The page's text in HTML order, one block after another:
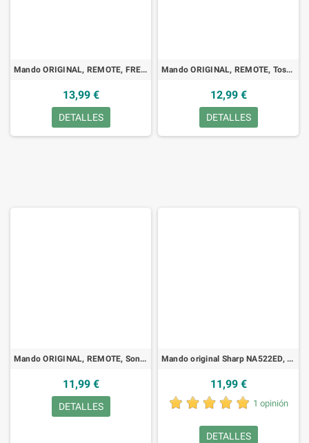
Mando ORIGINAL, REMOTE, FREE FREEBOX V5
13,99 €
DETALLES
Mando ORIGINAL, REMOTE, Toshiba VT-510EF, VCR
12,99 €
DETALLES
Mando ORIGINAL, REMOTE, Sony - RMT456
11,99 €
DETALLES
Mando original Sharp NA522ED, DVD
11,99 €
1 opinión
DETALLES